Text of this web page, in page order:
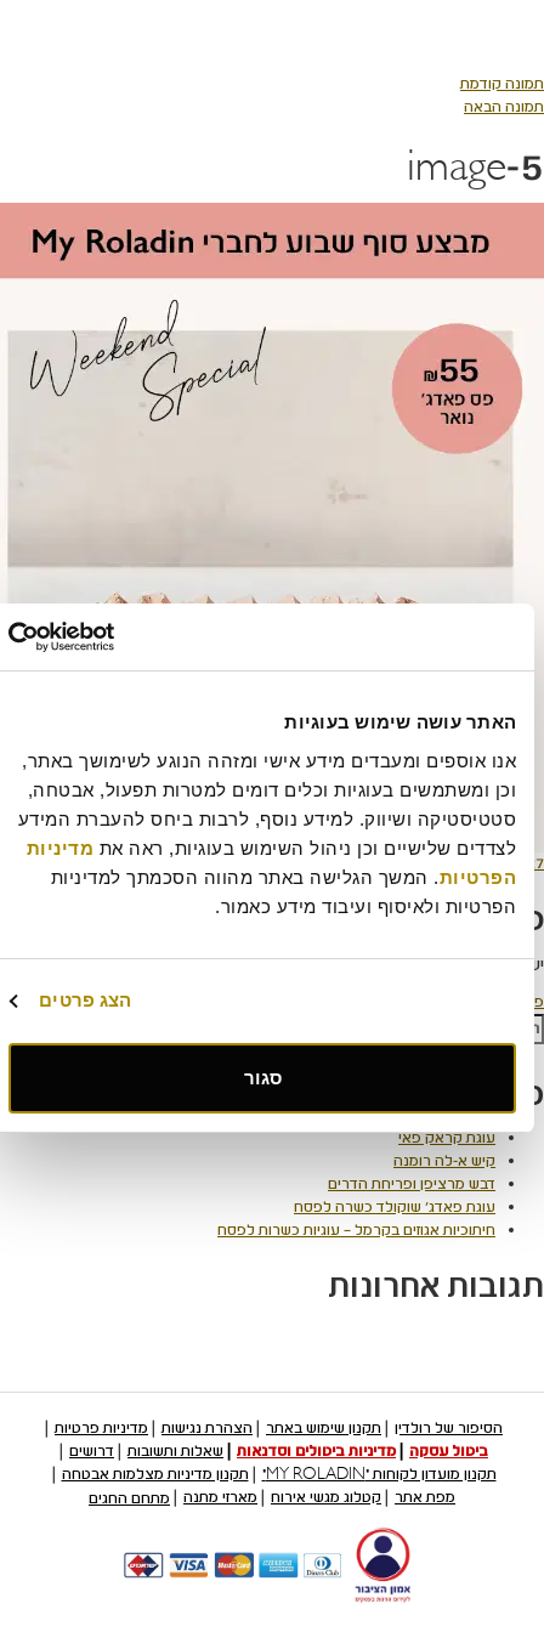
האתר עושה שימוש בעוגיות
אנו אוספים ומעבדים מידע אישי ומזהה הנוגע לשימושך באתר,
וכן ומשתמשים בעוגיות וכלים דומים למטרות תפעול, אבטחה,
סטטיסטיקה ושיווק. למידע נוסף, לרבות ביחס להעברת המידע
לצדדים שלישיים וכן ניהול השימוש בעוגיות, ראה את
מדיניות
הפרטיות
. המשך הגלישה באתר מהווה הסכמתך למדיניות
הפרטיות ולאיסוף ועיבוד מידע כאמור.
הצג פרטים
סגור
קודמת
הבאה
מסך
מלא
תגובה
להתחבר למערכתכדי לכתוב תגובה.
ב
חיפוש
אחרונים
עוגת קראק פאי
קיש א-לה רומנה
דבש מרציפן ופריחת הדרים
עוגת פאדג' שוקולד כשרה לפסח
חיתוכיות אגוזים בקרמל – עוגיות כשרות לפסח
אחרונות
הסיפור של רולדין תקנון שימוש באתר הצהרת נגישות
מדיניות פרטיות
ביטול עסקה
מדיניות ביטולים וסדנאות שאלות ותשובות
דרושים
תקנון מועדון לקוחות "MY ROLADIN"
תקנון מדיניות מצלמות אבטחה
מפת אתר
קטלוג מגשי אירוח מארזי מתנה מתחם החגים